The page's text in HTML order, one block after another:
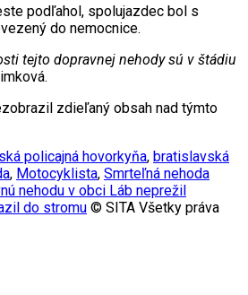
podľahol, spolujazdec bol s
do nemocnice.
tejto dopravnej nehody sú v štádiu
zdieľaný obsah nad týmto
policajná hovorkyňa, bratislavská
, Motocyklista, Smrteľná nehoda
nehodu v obci Láb neprežil
do stromu © SITA Všetky práva